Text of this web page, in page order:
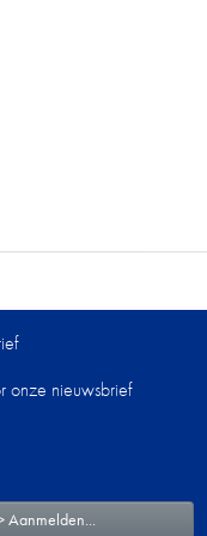
onze nieuwsbrief
Aanmelden...